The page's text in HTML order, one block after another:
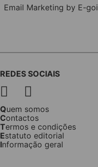
Email Marketing by E-goi
REDES SOCIAIS
Quem somos
Contactos
Termos e condições
Estatuto editorial
Informação geral